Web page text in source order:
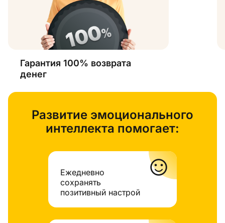
Гарантия 100% возврата
денег
Развитие эмоционального
интеллекта помогает:
sentiment_satisfied
Ежедневно
сохранять
позитивный настрой